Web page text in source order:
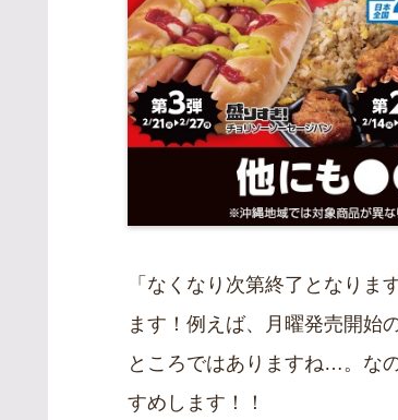
「なくなり次第終了となり
ます！例えば、月曜発売開始
ところではありますね…。な
すめします！！